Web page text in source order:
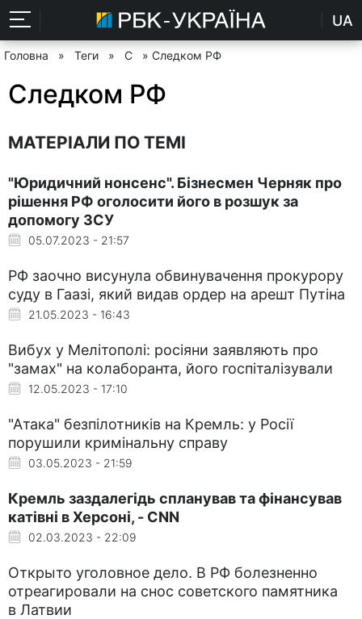
UA
Головна » Теги » С » Следком РФ
Следком РФ
МАТЕРІАЛИ ПО ТЕМІ
"Юридичний нонсенс". Бізнесмен Черняк про
рішення РФ оголосити його в розшук за
допомогу ЗСУ
05.07.2023 - 21:57
РФ заочно висунула обвинувачення прокурору
суду в Гаазі, який видав ордер на арешт Путіна
21.05.2023 - 16:43
Вибух у Мелітополі: росіяни заявляють про
"замах" на колаборанта, його госпіталізували
12.05.2023 - 17:10
"Атака" безпілотників на Кремль: у Росії
порушили кримінальну справу
03.05.2023 - 21:59
Кремль заздалегідь спланував та фінансував
катівні в Херсоні, - CNN
02.03.2023 - 22:09
Открыто уголовное дело. В РФ болезненно
отреагировали на снос советского памятника
в Латвии